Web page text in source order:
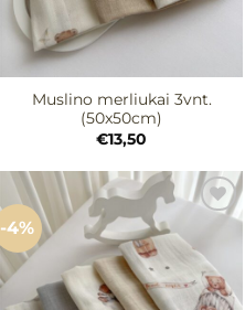
Muslino merliukai 3vnt.
(50x50cm)
€13,50
-4%
Mėgstamiausias